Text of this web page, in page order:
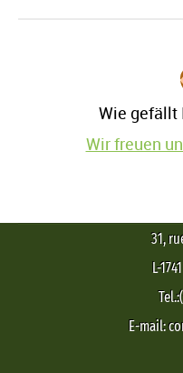
Wie gefällt
Wir freuen
31,
L-
E-mail: